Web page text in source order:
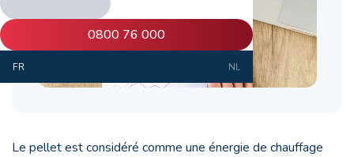
0800 76 000
FR NL
Le pellet est considéré comme une énergie de chauffage